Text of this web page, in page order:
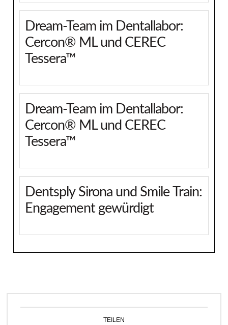
Dream-Team im Dentallabor:
Cercon® ML und CEREC
Tessera™
Dream-Team im Dentallabor:
Cercon® ML und CEREC
Tessera™
Dentsply Sirona und Smile Train:
Engagement gewürdigt
TEILEN